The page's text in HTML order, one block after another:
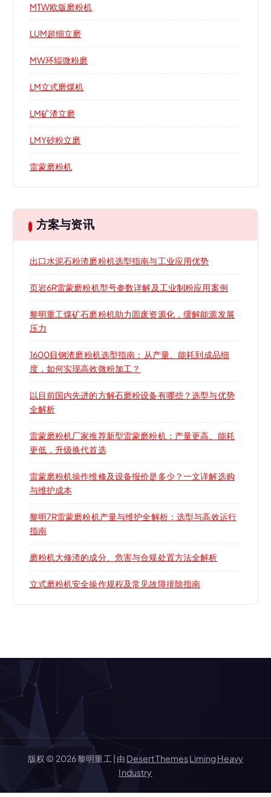
MTW欧版磨粉机
LUM超细立磨
MW环辊微粉磨
LM立式磨煤机
LM矿渣立磨
LMY砂粉立磨
雷蒙磨粉机
方案与资讯
出口水泥石粉渣磨粉机选型指南与工业应用优势
页岩6R雷蒙磨粉机型号参数详解及工业制粉应用案例
黎明重工煤矿石磨粉机助力固废资源化，缓解能源发展
压力
1600目钢渣磨粉机选型指南：从产量、能耗到成品细
度，如何实现高效微粉加工？
以目前国内先进的方解石磨粉设备有哪些？选型与优势
全解析
雷蒙磨粉机厂家推荐新型雷蒙磨粉机：产量更高、能耗
更低，升级换代首选
雷蒙磨粉机操作维修及设备报价是多少？一文详解选购
与维护成本
黎明7R雷蒙磨粉机产量与维护全解析：选型与高效运行
指南
磨粉机大修渣的成分、危害与合规处置方法全解析
立式磨粉机安全操作规程及常见故障排除指南
版权 © 2026 黎明重工 | 由 Desert ThemesLiming Heavy
Industry